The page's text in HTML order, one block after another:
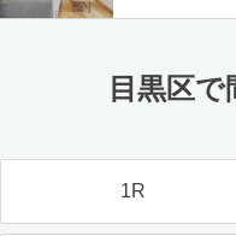
目黒区
1R